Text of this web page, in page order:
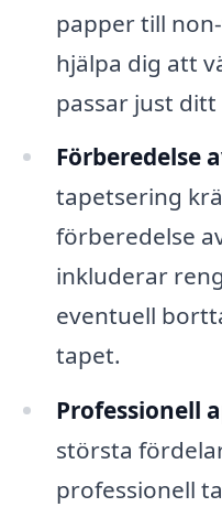
papper till
hjälpa dig att
passar just ditt
Förberedelse
tapetsering
förberedelse
inkluderar
eventuell
tapet.
Professionell
största
professionell